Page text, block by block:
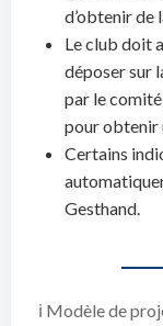
d’obtenir de
Le club doit
déposer sur
par le
pour obtenir
Certains
Gesthand.
ℹ Modèle de